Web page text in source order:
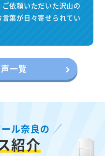
依頼いただいた沢山の
葉が日々寄せられてい
一覧
ル奈良の
紹介